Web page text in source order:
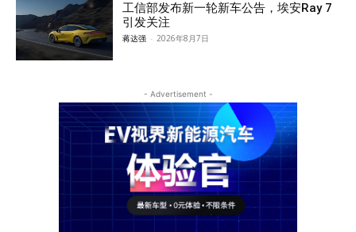
工信部发布新一轮新车公告，埃安Ray 7
引发关注
蒋达强 - 2026年8月7日
- Advertisement -